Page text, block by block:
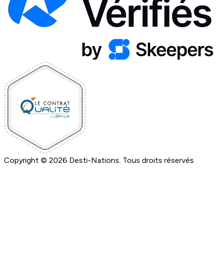
Copyright © 2026 Desti-Nations. Tous droits réservés